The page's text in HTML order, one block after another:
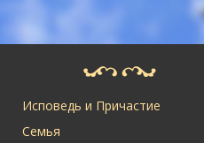
Исповедь и Причастие
Семья